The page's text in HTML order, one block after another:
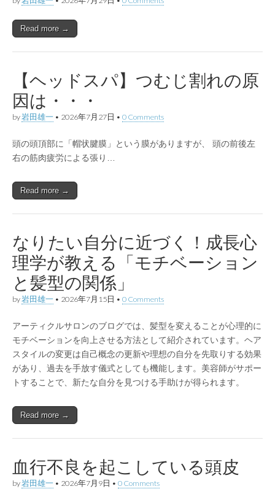
Read more →
【ヘッドスパ】つむじ割れの原
因は・・・
by岩田雄一 • 2026年7月27日 • 0 Comments
頭の頭頂部に「帽状腱膜」という膜がありますが、 頭の前後左
右の筋肉疲労による張り…
Read more →
なりたい自分に近づく！成長心
理学が教える「モチベーション
と髪型の関係」
by岩田雄一 • 2026年7月15日 • 0 Comments
アーティクルサロンのブログでは、髪型を変えることが心理的に
モチベーションを向上させる方法として紹介されています。ヘア
スタイルの変更は自己概念の更新や理想の自分を先取りする効果
があり、過去を手放す儀式としても機能します。美容師がサポー
トすることで、新たな自分を見つける手助けが得られます。
Read more →
血行不良を起こしている頭皮
by岩田雄一 • 2026年7月9日 • 0 Comments